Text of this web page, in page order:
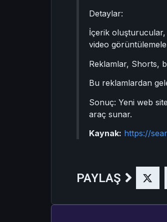
Detaylar:
İçerik oluşturucular,
video
Reklamlar, Shorts,
Bu reklamlardan
Sonuç: Yeni web
araç sunar.
Kaynak: https://
PAYLAŞ